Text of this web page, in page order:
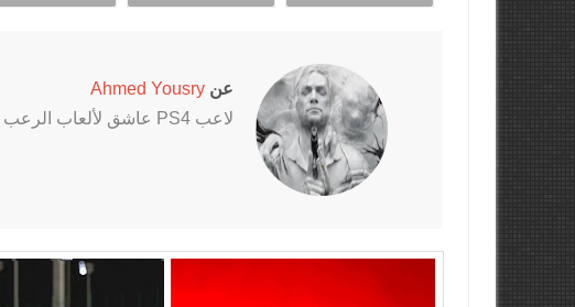
عن Ahmed Yousry
لاعب PS4 عاشق لألعاب الرعب خاصةً سلسلتي Outlast و The Evil Within